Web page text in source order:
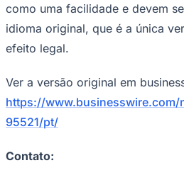
como uma facilidade e devem
idioma original, que é a única
efeito legal.
Ver a versão original em
https://
95521/pt/
Contato: